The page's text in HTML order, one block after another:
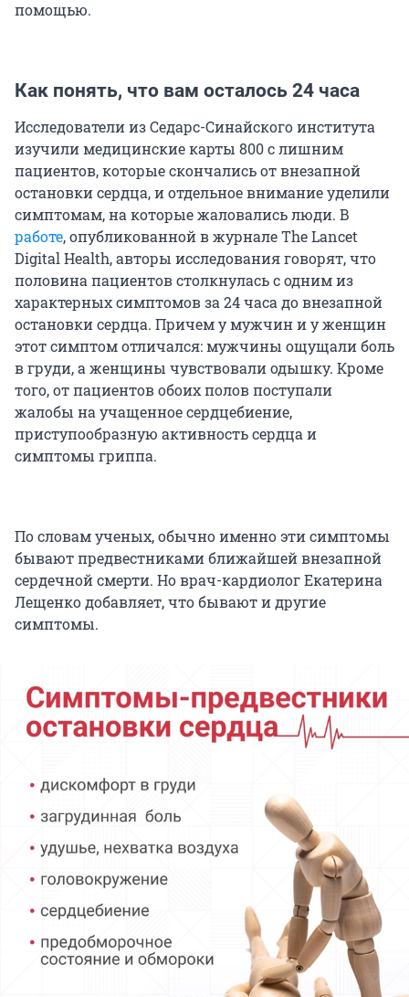
помощью.
Как понять, что вам осталось 24 часа
Исследователи из Седарс-Синайского института
изучили медицинские карты 800 с лишним
пациентов, которые скончались от внезапной
остановки сердца, и отдельное внимание уделили
симптомам, на которые жаловались люди. В
работе, опубликованной в журнале The Lancet
Digital Health, авторы исследования говорят, что
половина пациентов столкнулась с одним из
характерных симптомов за 24 часа до внезапной
остановки сердца. Причем у мужчин и у женщин
этот симптом отличался: мужчины ощущали боль
в груди, а женщины чувствовали одышку. Кроме
того, от пациентов обоих полов поступали
жалобы на учащенное сердцебиение,
приступообразную активность сердца и
симптомы гриппа.
По словам ученых, обычно именно эти симптомы
бывают предвестниками ближайшей внезапной
сердечной смерти. Но врач-кардиолог Екатерина
Лещенко добавляет, что бывают и другие
симптомы.